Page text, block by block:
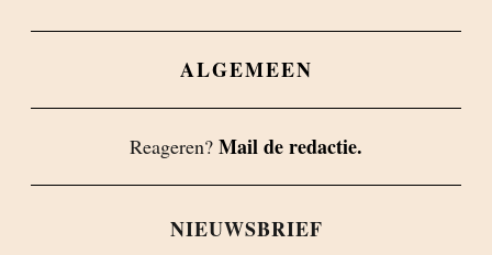
ALGEMEEN
Reageren? Mail de redactie.
NIEUWSBRIEF